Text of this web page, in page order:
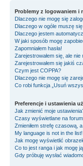
Problemy z logowaniem i
Dlaczego nie mogę się
Dlaczego w ogóle muszę
Dlaczego jestem
W jaki sposób mogę
Zapomniałem hasła!
Zarejestrowałem się, ale
Zarejestrowałem się jakiś
Czym jest COPPA?
Dlaczego nie mogę się
Co robi funkcja „Usuń
Preferencje i ustawienia
Jak zmienić moje
Czasy wyświetlane na forum
Zmieniłem strefę czasową,
My language is not in the list!
Jak mogę wyświetlić
Co to jest ranga i jak mogę
Gdy próbuję wysłać